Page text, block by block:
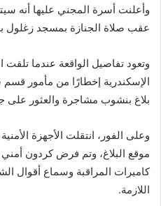
وأعلنت أسرة المجني عليها أنه
عقب صلاة الجنازة بمسجد زغلول
وتعود تفاصيل الواقعة عندما تلقت
الإسكندرية إخطارًا من مأمور قسم
بلاغ بنشوب مشاجرة والعثور على
وعلى الفور، انتقلت الأجهزة
موقع البلاغ، وتم فرض كردون أمني
كاميرات المراقبة وسماع أقوال
اللازمة.